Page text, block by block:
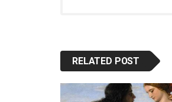
RELATED POST